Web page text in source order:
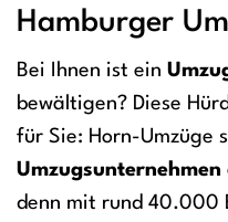
Hamburger
Bei Ihnen ist ein
bewältigen? Diese
für Sie: Horn-Umzüge
Umzugsunternehmen
denn mit rund 40.000